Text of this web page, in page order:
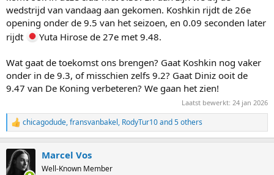
wedstrijd van vandaag aan gekomen. Koshkin rijdt de 26e
opening onder de 9.5 van het seizoen, en 0.09 seconden later
rijdt
Yuta Hirose de 27e met 9.48.
Wat gaat de toekomst ons brengen? Gaat Koshkin nog vaker
onder in de 9.3, of misschien zelfs 9.2? Gaat Diniz ooit de
9.47 van De Koning verbeteren? We gaan het zien!
Laatst bewerkt: 24 jan 2026
R
e
c
t
chicagodude,fransvanbakel, RodyTur10and 5 others
Marcel Vos
Well-Known Member